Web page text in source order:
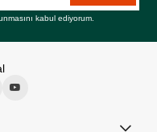
kabul ediyorum.